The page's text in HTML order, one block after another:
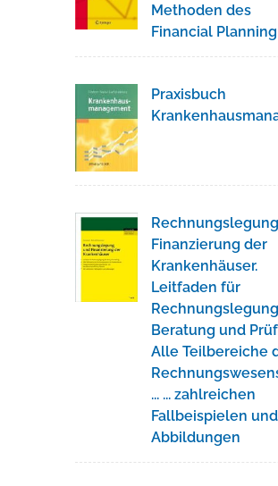
Methoden des
Financial Planning
Praxisbuch
Finanzierung der
Krankenhäuser.
Leitfaden für
Beratung und
Alle Teilbereiche
... ... zahlreichen
Fallbeispielen und
Abbildungen